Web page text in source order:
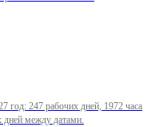
год: 247 рабочих дней, 1972 часа
дней между датами.